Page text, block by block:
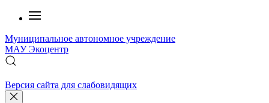
Муниципальное автономное учреждение
МАУЭкоцентр
Версия сайта для слабовидящих